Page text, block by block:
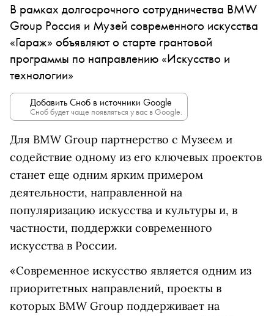
В рамках долгосрочного сотрудничества BMW
Group Россия и Музей современного искусства
«Гараж» объявляют о старте грантовой
программы по направлению «Искусство и
технологии»
Добавить Сноб в источники Google
Сноб будет чаще появляться у вас в Google.
Для BMW Group партнерство с Музеем и
содействие одному из его ключевых проектов
станет еще одним ярким примером
деятельности, направленной на
популяризацию искусства и культуры и, в
частности, поддержки современного
искусства в России.
«Современное искусство является одним из
приоритетных направлений, проекты в
которых BMW Group поддерживает на